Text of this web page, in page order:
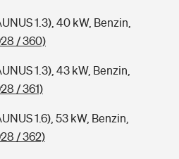
1.3), 40 kW, Benzin,
/ 360)
1.3), 43 kW, Benzin,
/ 361)
1.6), 53 kW, Benzin,
/ 362)